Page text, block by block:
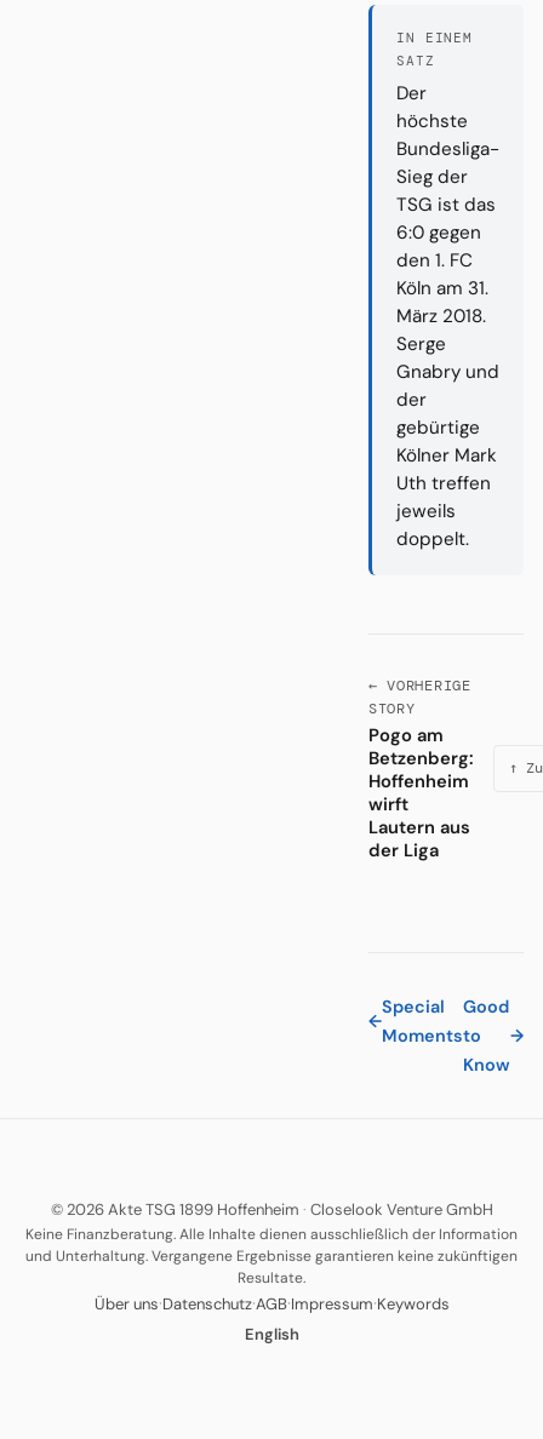
IN EINEM
SATZ
Der
höchste
Bundesliga-
Sieg der
TSG ist das
6:0 gegen
den 1. FC
Köln am 31.
März 2018.
Serge
Gnabry und
der
gebürtige
Kölner Mark
Uth treffen
jeweils
doppelt.
← VORHERIGE
STORY
Pogo am
Betzenberg:
Hoffenheim
wirft
Lautern aus
der Liga
↑
←
Special
Moments
Good
to
Know
→
© 2026 Akte TSG 1899 Hoffenheim · Closelook Venture GmbH
Keine Finanzberatung. Alle Inhalte dienen ausschließlich der Information
und Unterhaltung. Vergangene Ergebnisse garantieren keine zukünftigen
Resultate.
Über uns·Datenschutz·AGB·Impressum·Keywords
English